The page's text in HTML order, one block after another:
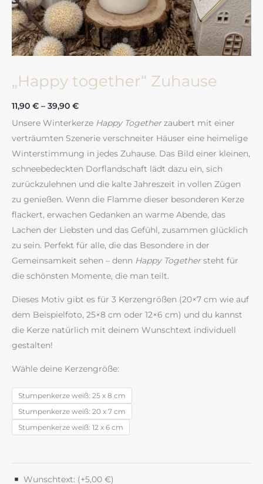
„Happy together“ Zuhause
11,90 € – 39,90 €
Unsere Winterkerze Happy Togetherzaubert mit einer
verträumten Szenerie verschneiter Häuser eine heimelige
Winterstimmung in jedes Zuhause. Das Bild einer kleinen,
schneebedeckten Dorflandschaft lädt dazu ein, sich
zurückzulehnen und die kalte Jahreszeit in vollen Zügen
zu genießen. Wenn die Flamme dieser besonderen Kerze
flackert, erwachen Gedanken an warme Abende, das
Lachen der Liebsten und das Gefühl, zusammen glücklich
zu sein. Perfekt für alle, die das Besondere in der
Gemeinsamkeit sehen – denn Happy Togethersteht für
die schönsten Momente, die man teilt.
Dieses Motiv gibt es für 3 Kerzengrößen (20×7 cm wie auf
dem Beispielfoto, 25×8 cm oder 12×6 cm) und du kannst
die Kerze natürlich mit deinem Wunschtext individuell
gestalten!
Wähle deine Kerzengröße:
Stumpenkerze weiß: 25 x 8 cm
Stumpenkerze weiß: 20 x 7 cm
Stumpenkerze weiß: 12 x 6 cm
Wunschtext: (+5,00 €)